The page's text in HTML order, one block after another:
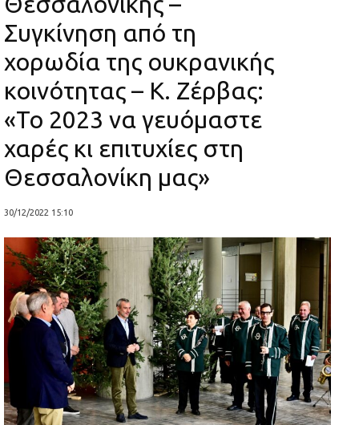
Συγκίνηση από τη
χορωδία της ουκρανικής
κοινότητας – Κ. Ζέρβας:
«Το 2023 να γευόμαστε
χαρές κι επιτυχίες στη
Θεσσαλονίκη μας»
30/12/2022 15:10